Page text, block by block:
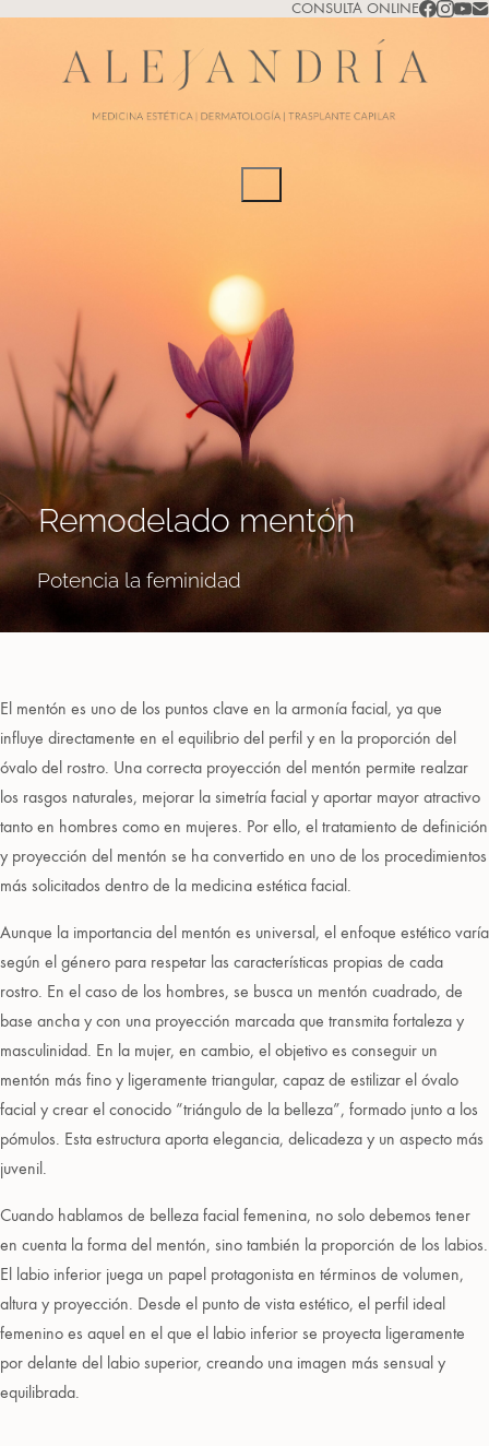
CONSULTA ONLINE
Potencia la feminidad
Remodelado mentón
El mentón es uno de los puntos clave en la armonía facial, ya que
influye directamente en el equilibrio del perfil y en la proporción del
óvalo del rostro. Una correcta proyección del mentón permite realzar
los rasgos naturales, mejorar la simetría facial y aportar mayor atractivo
tanto en hombres como en mujeres. Por ello, el tratamiento de definición
y proyección del mentón se ha convertido en uno de los procedimientos
más solicitados dentro de la medicina estética facial.
Aunque la importancia del mentón es universal, el enfoque estético varía
según el género para respetar las características propias de cada
rostro. En el caso de los hombres, se busca un mentón cuadrado, de
base ancha y con una proyección marcada que transmita fortaleza y
masculinidad. En la mujer, en cambio, el objetivo es conseguir un
mentón más fino y ligeramente triangular, capaz de estilizar el óvalo
facial y crear el conocido “triángulo de la belleza”, formado junto a los
pómulos. Esta estructura aporta elegancia, delicadeza y un aspecto más
juvenil.
Cuando hablamos de belleza facial femenina, no solo debemos tener
en cuenta la forma del mentón, sino también la proporción de los labios.
El labio inferior juega un papel protagonista en términos de volumen,
altura y proyección. Desde el punto de vista estético, el perfil ideal
femenino es aquel en el que el labio inferior se proyecta ligeramente
por delante del labio superior, creando una imagen más sensual y
equilibrada.